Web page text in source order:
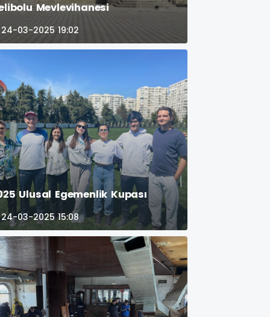
Mevlevihanesi
24-03-2025 19:02
Ulusal Egemenlik Kupası
24-03-2025 15:08